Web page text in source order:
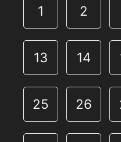
1 2
13 14
25 26